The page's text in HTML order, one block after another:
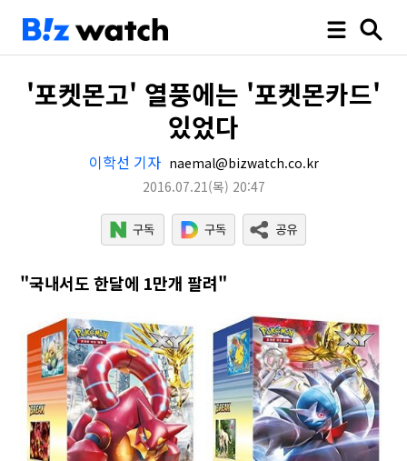
'포켓몬고' 열풍에는 '포켓몬카드'
있었다
이학선 기자 naemal@bizwatch.co.kr
2016.07.21(목) 20:47
"국내서도 한달에 1만개 팔려"